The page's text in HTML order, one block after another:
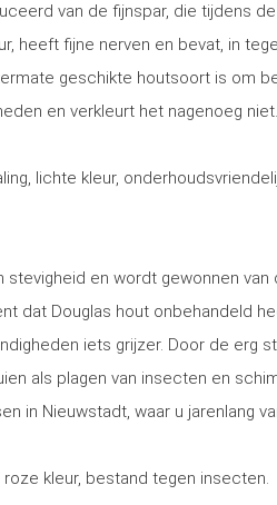
van de fijnspar, die tijdens
heeft fijne nerven en bevat, in
geschikte houtsoort is om
en verkleurt het nagenoeg niet.
lichte kleur,
stevigheid en wordt gewonnen
dat Douglas hout onbehandeld
iets grijzer. Door de erg
als plagen van insecten en
in Nieuwstadt, waar u jarenlang
kleur, bestand tegen insecten.